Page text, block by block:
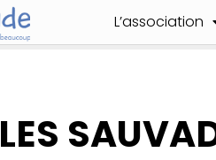
L’association
LES